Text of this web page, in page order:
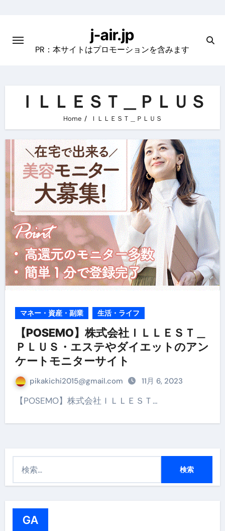
content
j-air.jp
PR：本サイトはプロモーションを含みます
ＩＬＬＥＳＴ＿ＰＬＵＳ
Home ＩＬＬＥＳＴ＿ＰＬＵＳ
マネー・資産・副業 生活・ライフ
【POSEMO】株式会社ＩＬＬＥＳＴ＿
ＰＬＵＳ・エステやダイエットのアン
ケートモニターサイト
pikakichi2015@gmail.com 11月 6, 2023
【POSEMO】株式会社ＩＬＬＥＳＴ…
GA